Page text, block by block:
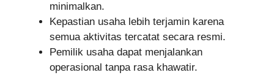
minimalkan.
Kepastian usaha lebih terjamin karena
semua aktivitas tercatat secara resmi.
Pemilik usaha dapat menjalankan
operasional tanpa rasa khawatir.